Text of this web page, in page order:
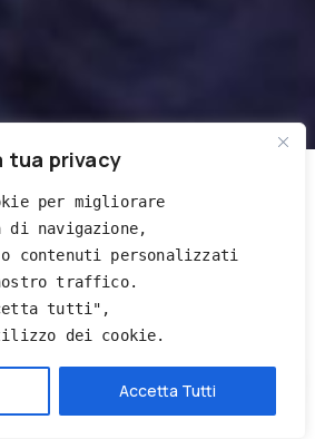
tua privacy
per migliorare
di navigazione,
contenuti personalizzati
traffico.
tutti",
dei cookie.
Accetta Tutti
Hai bisogno di aiuto?